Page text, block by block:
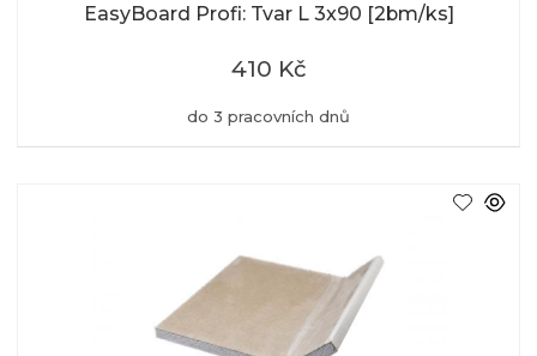
EasyBoard Profi: Tvar L 3x90 [2bm/ks]
do 3 pracovních dnů
410 Kč